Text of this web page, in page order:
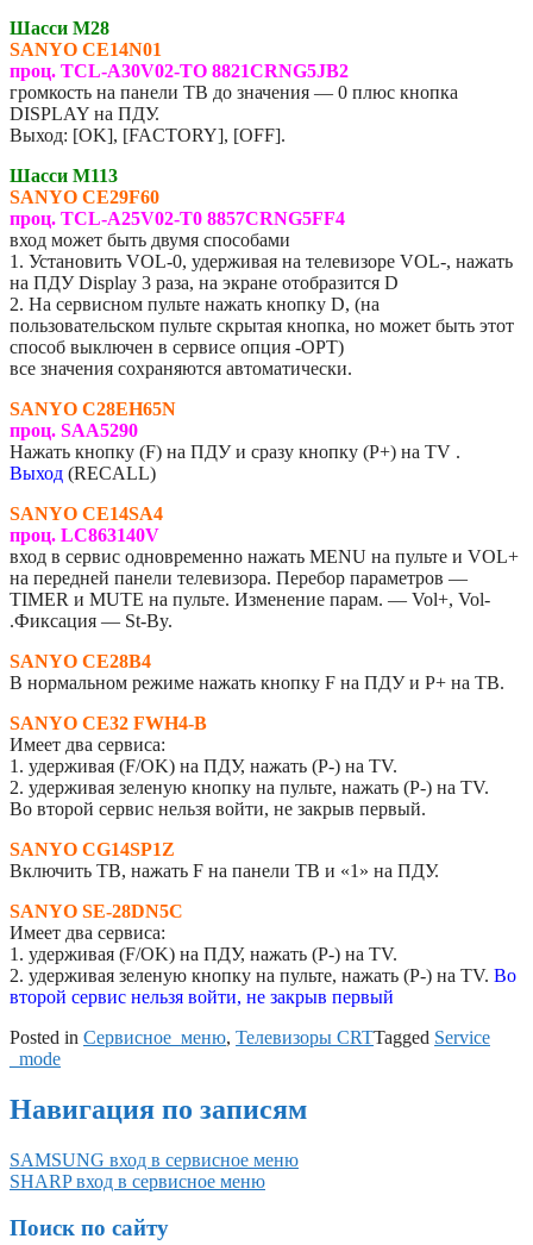
Шасси M28
SANYO CE14N01
проц. TCL-A30V02-TO 8821CRNG5JB2
громкость на панели ТВ до значения — 0 плюс кнопка
DISPLAY на ПДУ.
Выход: [OK], [FACTORY], [OFF].
Шасси M113
SANYO CE29F60
проц. TCL-A25V02-T0 8857CRNG5FF4
вход может быть двумя способами
1. Установить VOL-0, удерживая на телевизоре VOL-, нажать
на ПДУ Display 3 раза, на экране отобразится D
2. На сервисном пульте нажать кнопку D, (на
пользовательском пульте скрытая кнопка, но может быть этот
способ выключен в сервисе опция -OPT)
все значения сохраняются автоматически.
SANYO C28EH65N
проц. SAA5290
Нажать кнопку (F) на ПДУ и сразу кнопку (P+) на TV .
Выход (RECALL)
SANYO CE14SA4
проц. LC863140V
вход в сервис одновременно нажать MENU на пульте и VOL+
на передней панели телевизора. Перебор параметров —
TIMER и MUTE на пульте. Изменение парам. — Vol+, Vol-
.Фиксация — St-By.
SANYO CE28B4
В нормальном режиме нажать кнопку F на ПДУ и P+ на ТВ.
SANYO CE32 FWH4-B
Имеет два сервиса:
1. удерживая (F/OK) на ПДУ, нажать (P-) на TV.
2. удерживая зеленую кнопку на пульте, нажать (P-) на TV.
Во второй сервис нельзя войти, не закрыв первый.
SANYO CG14SP1Z
Включить ТВ, нажать F на панели ТВ и «1» на ПДУ.
SANYO SE-28DN5C
Имеет два сервиса:
1. удерживая (F/OK) на ПДУ, нажать (P-) на TV.
2. удерживая зеленую кнопку на пульте, нажать (P-) на TV. Во
второй сервис нельзя войти, не закрыв первый
Posted in Сервисное_меню, Телевизоры CRTTagged Service
_mode
Навигация по записям
SAMSUNG вход в сервисное меню
SHARP вход в сервисное меню
Поиск по сайту